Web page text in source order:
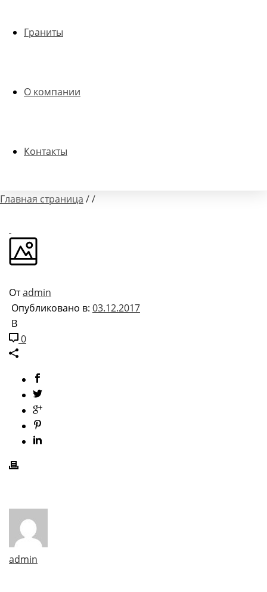
Граниты
О компании
Контакты
Главная страница //
Отadmin
Опубликовано в: 03.12.2017
В
0
admin